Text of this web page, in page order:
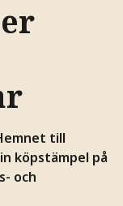
till
köpstämpel på
och